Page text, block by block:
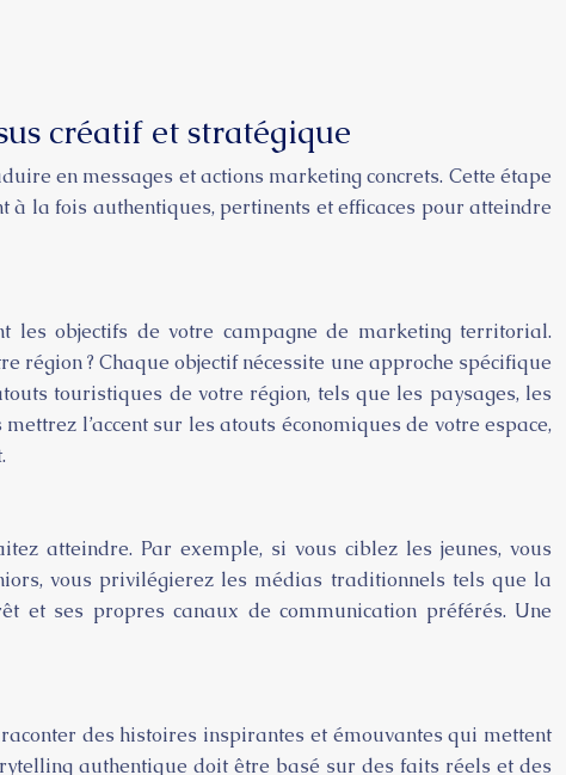
créatif et stratégique
en messages et actions marketing concrets. Cette étape
la fois authentiques, pertinents et efficaces pour atteindre
les objectifs de votre campagne de marketing territorial.
région ? Chaque objectif nécessite une approche spécifique
touristiques de votre région, tels que les paysages, les
l’accent sur les atouts économiques de votre espace,
atteindre. Par exemple, si vous ciblez les jeunes, vous
vous privilégierez les médias traditionnels tels que la
et ses propres canaux de communication préférés. Une
des histoires inspirantes et émouvantes qui mettent
authentique doit être basé sur des faits réels et des